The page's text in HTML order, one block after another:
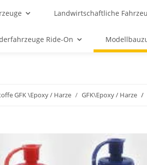
Landwirtschaftliche
Ride-On
GFK \Epoxy / Harze GFK\Epoxy / Harze